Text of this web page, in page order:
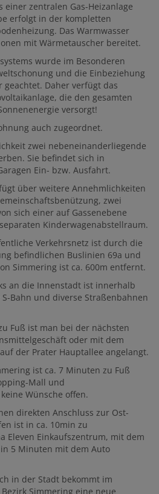
zentralen Gas-Heizanlage
erfolgt in der kompletten
Das Warmwasser
mit Wärmetauscher bereitet.
wurde im Besonderen
und die Einbeziehung
Daher verfügt das
die den gesamten
versorgt!
auch zugeordnet.
zwei nebeneinanderliegende
Sie befindet sich in
Ein- bzw. Ausfahrt.
über weitere Annehmlichkeiten
zwei
sich einer auf Gassenebene
Kinderwagenabstellraum.
Verkehrsnetz ist durch die
befindlichen Buslinien 69a und
Simmering ist ca. 600m entfernt.
an die Innenstadt ist innerhalb
Bahn und diverse Straßenbahnen
Fuß ist man bei der nächsten
oder mit dem
der Prater Hauptallee angelangt.
ist ca. 7 Minuten zu Fuß
Mall und
Wünsche offen.
direkten Anschluss zur Ost-
ist in ca. 10min zu
Eleven Einkaufszentrum, mit dem
5 Minuten mit dem Auto
in der Stadt bekommt im
Simmering eine neue